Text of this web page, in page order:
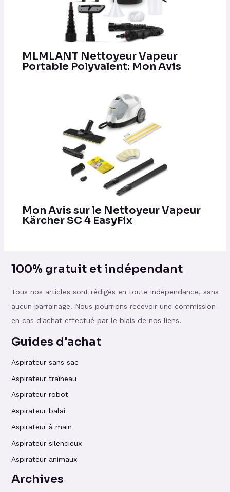
MLMLANT Nettoyeur Vapeur
Portable Polyvalent: Mon Avis
Mon Avis sur le Nettoyeur Vapeur
Kärcher SC 4 EasyFix
100% gratuit et indépendant
Tous nos articles sont rédigés en toute indépendance, sans
aucun parrainage. Nous pourrions recevoir une commission
en cas d'achat effectué par le biais de nos liens.
Guides d'achat
Aspirateur sans sac
Aspirateur traîneau
Aspirateur robot
Aspirateur balai
Aspirateur à main
Aspirateur silencieux
Aspirateur animaux
Archives